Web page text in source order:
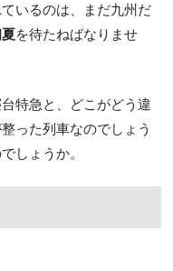
いるのは、まだ九州だ
を待たねばなりませ
特急と、どこがどう違
った列車なのでしょう
しょうか。